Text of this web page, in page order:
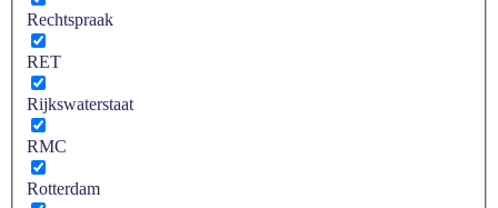
Rechtspraak
RET
Rijkswaterstaat
RMC
Rotterdam